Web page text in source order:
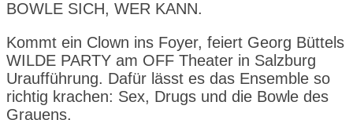
THE
CHEAP
BOWLE SICH, WER KANN.
Kommt ein Clown ins Foyer, feiert Georg Büttels
WILDE PARTY am OFF Theater in Salzburg
Uraufführung. Dafür lässt es das Ensemble so
richtig krachen: Sex, Drugs und die Bowle des
Grauens.